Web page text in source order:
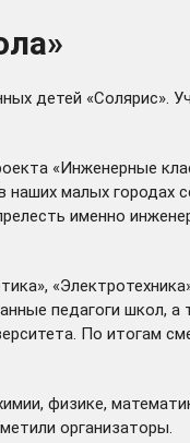
детей «Солярис».
«Инженерные
малых городах
именно
педагоги школ, а
По итогам
физике,
организаторы.